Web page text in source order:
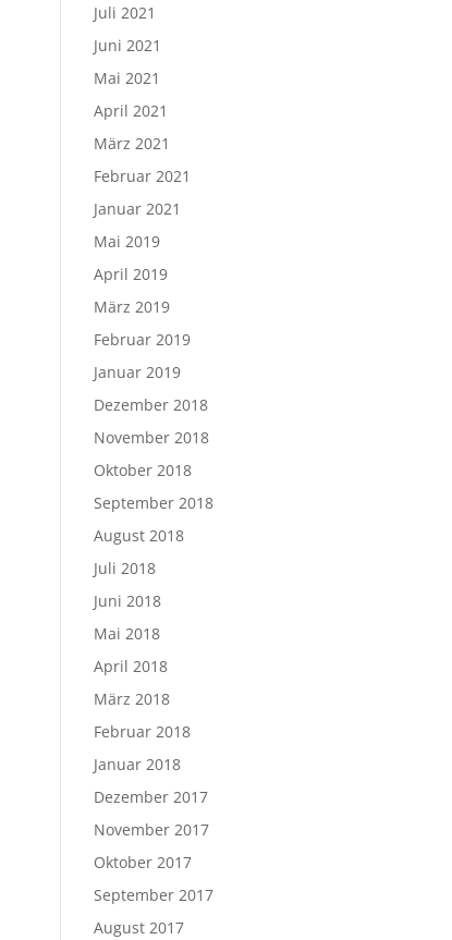
Juli 2021
Juni 2021
Mai 2021
April 2021
März 2021
Februar 2021
Januar 2021
Mai 2019
April 2019
März 2019
Februar 2019
Januar 2019
Dezember 2018
November 2018
Oktober 2018
September 2018
August 2018
Juli 2018
Juni 2018
Mai 2018
April 2018
März 2018
Februar 2018
Januar 2018
Dezember 2017
November 2017
Oktober 2017
September 2017
August 2017